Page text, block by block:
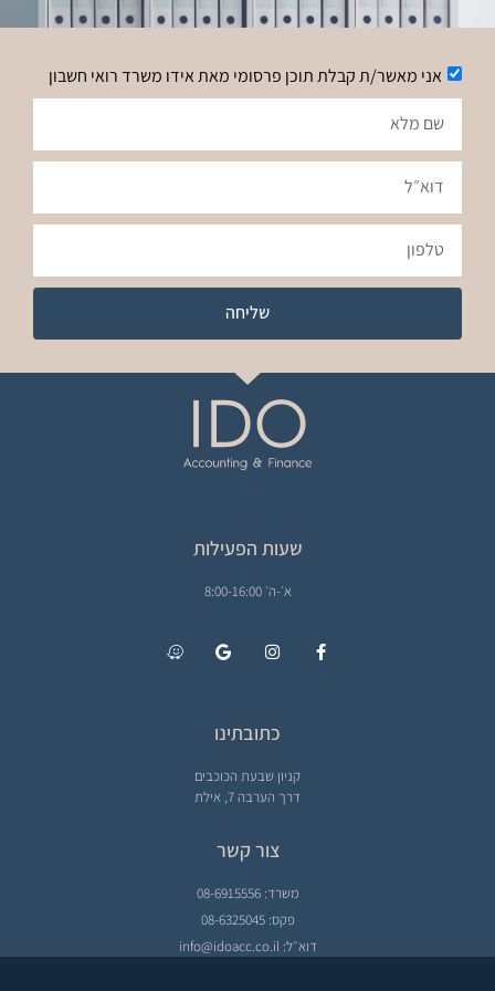
אני מאשר/ת קבלת תוכן פרסומי מאת אידו משרד רואי חשבון
שליחה
שעות הפעילות
א׳-ה׳ 8:00-16:00
כתובתינו
קניון שבעת הכוכבים
דרך הערבה 7, אילת
צור קשר
משרד: 08-6915556
פקס: 08-6325045
דוא״ל: info@idoacc.co.il